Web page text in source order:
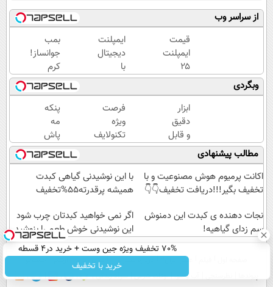
از سراسر وب
قیمت
ایمپلنت
۲۵
میلیون
+
روکش
رایگان
ایمپلنت
دیجیتال
با
گارانتی
15
ساله،
اقساط
12ماهه
بدون
چک و
ضامن
بمب
جوانساز!
کرم
بوتاکس
جلبک
اسپیرولینا50%تخفیف
وبگردی
ابزار
دقیق
و قابل
اعتماد
برای
اندازه
گیری
خون
خانه
(نصف
فرصت
ویژه
تکنولایف
برای وام،
150
میلیون با
یک چک
پنکه
مه
پاش
دو
طبقه
شارژی
(
به
سراسر
کشور)
مطالب پیشنهادی
اکانت پرمیوم هوش مصنوعیت و با
تخفیف بگیر!!!دریافت تخفیف👇👇
با این نوشیدنی گیاهی کبدت
همیشه پرقدرته55%تخفیف
نجات دهنده ی کبدت این دمنوش
سم زدای گیاهیه!
اگر نمی خواهید کبدتان چرب شود
این نوشیدنی خوش طعم را بنوشید
70% تخفیف ویژه جین وست + خرید در4 قسطه
خرید با تخفیف
عصر ایران۲ درباره عصرایران تماس با ما
آب و هوا اوقات شرعی سواد زندگی